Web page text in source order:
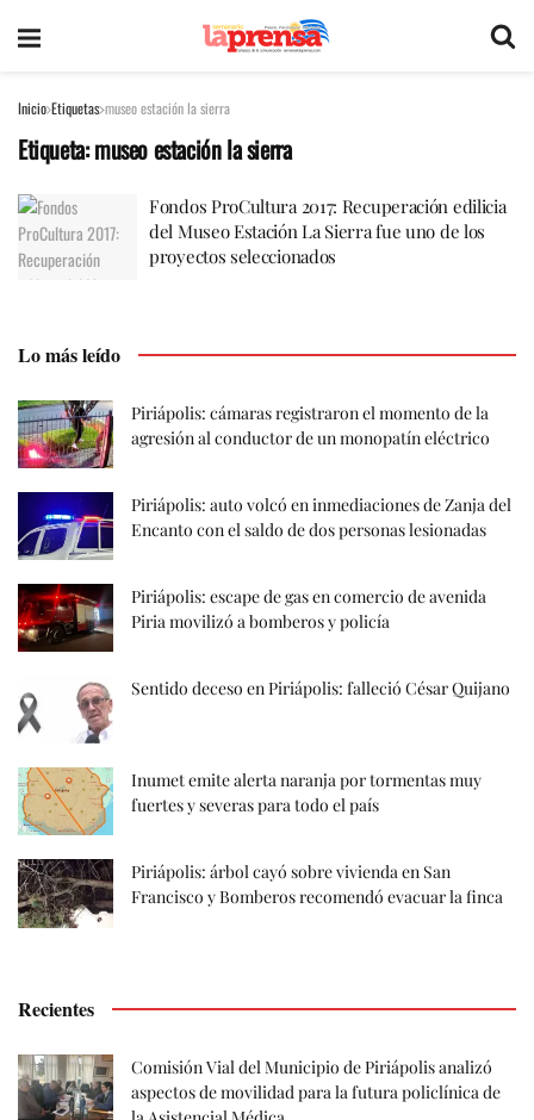
Inicio Etiquetas museo estación la sierra
Etiqueta:museo estación la sierra
Fondos ProCultura 2017: Recuperación edilicia
del Museo Estación La Sierra fue uno de los
proyectos seleccionados
Lo más leído
Piriápolis: cámaras registraron el momento de la
agresión al conductor de un monopatín eléctrico
Piriápolis: auto volcó en inmediaciones de Zanja del
Encanto con el saldo de dos personas lesionadas
Piriápolis: escape de gas en comercio de avenida
Piria movilizó a bomberos y policía
Sentido deceso en Piriápolis: falleció César Quijano
Inumet emite alerta naranja por tormentas muy
fuertes y severas para todo el país
Piriápolis: árbol cayó sobre vivienda en San
Francisco y Bomberos recomendó evacuar la finca
Recientes
Comisión Vial del Municipio de Piriápolis analizó
aspectos de movilidad para la futura policlínica de